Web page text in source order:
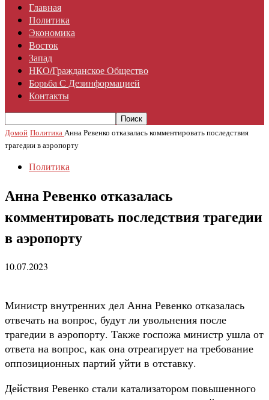
Главная
Политика
Экономика
Восток
Запад
НКО/гражданское Общество
Борьба С Дезинформацией
Контакты
Домой ПолитикаАнна Ревенко отказалась комментировать последствия
трагедии в аэропорту
Политика
Анна Ревенко отказалась
комментировать последствия трагедии
в аэропорту
10.07.2023
Министр внутренних дел Анна Ревенко отказалась
отвечать на вопрос, будут ли увольнения после
трагедии в аэропорту. Также госпожа министр ушла от
ответа на вопрос, как она отреагирует на требование
оппозиционных партий уйти в отставку.
Действия Ревенко стали катализатором повышенного